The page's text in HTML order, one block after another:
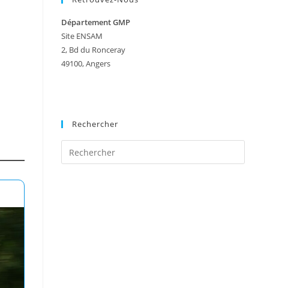
Département GMP
Site ENSAM
2, Bd du Ronceray
49100, Angers
Rechercher